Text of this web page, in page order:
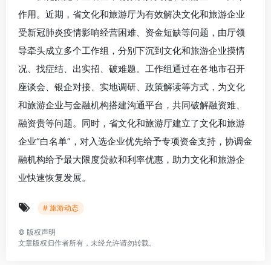
作用。近期，省文化和旅游厅为有效解决文化和旅游企业
受新冠肺炎疫情影响经营困难、资金短缺等问题，由厅领
导牵头成立多个工作组，分别下沉到文化和旅游企业摸情
况、找症结、出实招、破难题。工作组通过在各地市召开
座谈会、银企对接、实地调研、政策解读等方式，为文化
和旅游企业与金融机构搭建沟通平台，共同破解融资难、
融资贵等问题。同时，省文化和旅游厅建立了文化和旅游
企业“白名单”，对入选企业优先给予专项资金支持，协调金
融机构给予最大限度贷款和利率优惠，助力文化和旅游企
业快速恢复发展。
# 旅游动态
© 版权声明
文章版权归作者所有，未经允许请勿转载。